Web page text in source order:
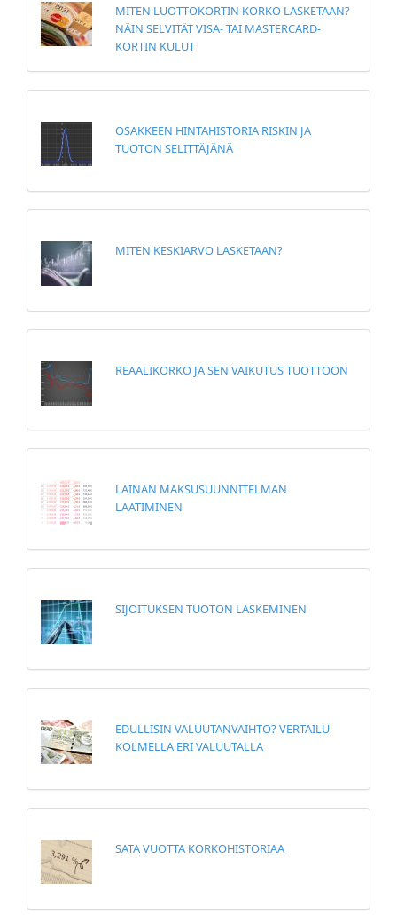
MITEN LUOTTOKORTIN KORKO LASKETAAN?
NÄIN SELVITÄT VISA- TAI MASTERCARD-
KORTIN KULUT
OSAKKEEN HINTAHISTORIA RISKIN JA
TUOTON SELITTÄJÄNÄ
MITEN KESKIARVO LASKETAAN?
REAALIKORKO JA SEN VAIKUTUS TUOTTOON
LAINAN MAKSUSUUNNITELMAN
LAATIMINEN
SIJOITUKSEN TUOTON LASKEMINEN
EDULLISIN VALUUTANVAIHTO? VERTAILU
KOLMELLA ERI VALUUTALLA
SATA VUOTTA KORKOHISTORIAA